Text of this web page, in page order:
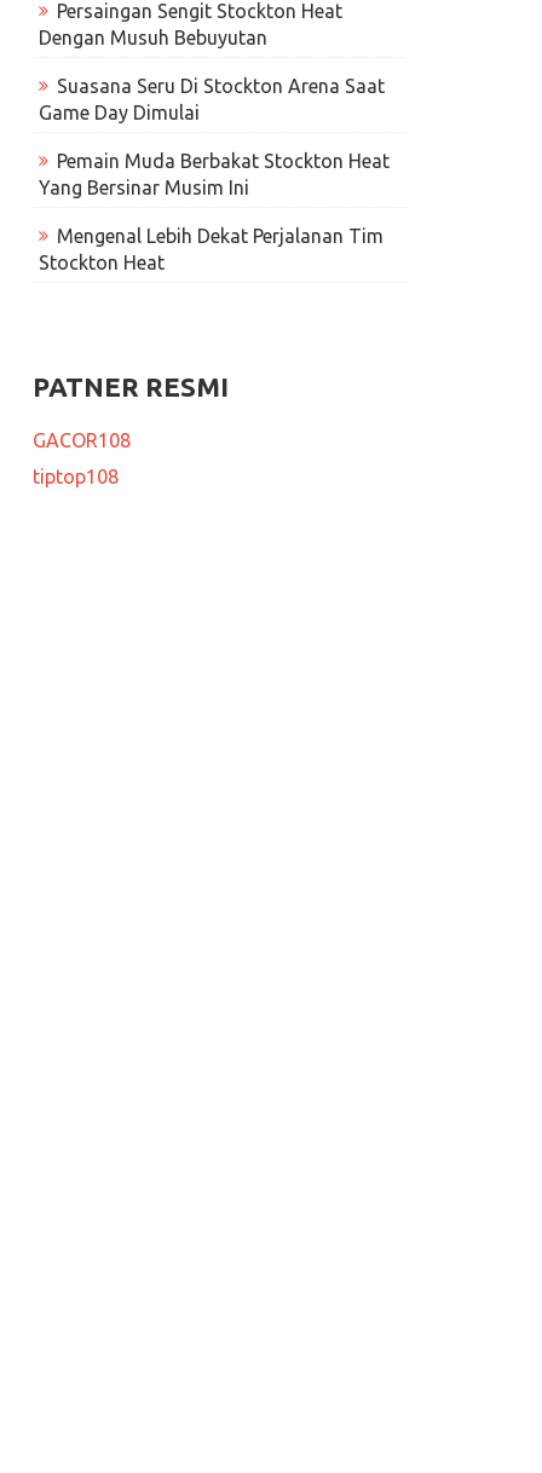
Persaingan Sengit Stockton Heat
Dengan Musuh Bebuyutan
Suasana Seru Di Stockton Arena Saat
Game Day Dimulai
Pemain Muda Berbakat Stockton Heat
Yang Bersinar Musim Ini
Mengenal Lebih Dekat Perjalanan Tim
Stockton Heat
PATNER RESMI
GACOR108
tiptop108